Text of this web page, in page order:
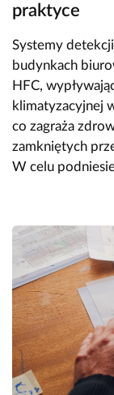
praktyce
Systemy
budynkach
HFC,
klimatyzacyjnej
co zagraża
zamkniętych
W celu